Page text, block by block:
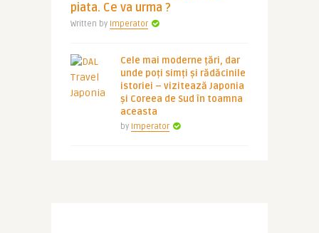
piata. Ce va urma ?
Written by Imperator
Cele mai moderne țări, dar
unde poți simți și rădăcinile
istoriei – vizitează Japonia
și Coreea de Sud în toamna
aceasta
by Imperator